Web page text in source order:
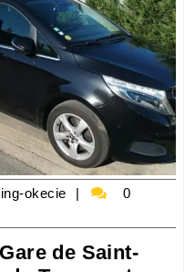
okecie
parking-
0
de Saint-